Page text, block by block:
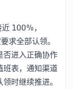
100%，
求全部认领。
否进入正确协作
班表，通知渠道
时继续推进。